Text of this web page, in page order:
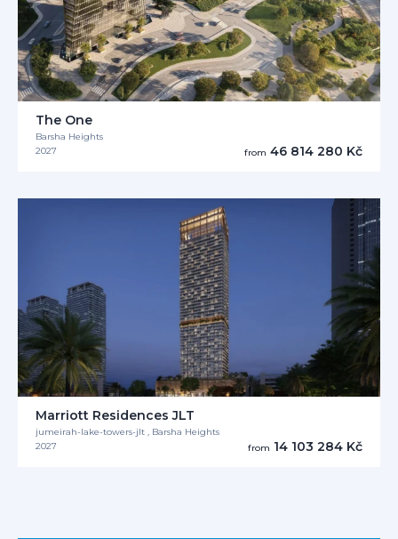
The One
Barsha Heights
2027
from 46 814 280 Kč
Marriott Residences JLT
jumeirah-lake-towers-jlt , Barsha Heights
2027
from 14 103 284 Kč